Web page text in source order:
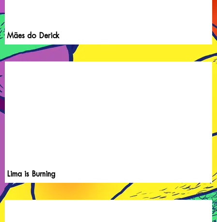
Mães do Derick
Lima is Burning